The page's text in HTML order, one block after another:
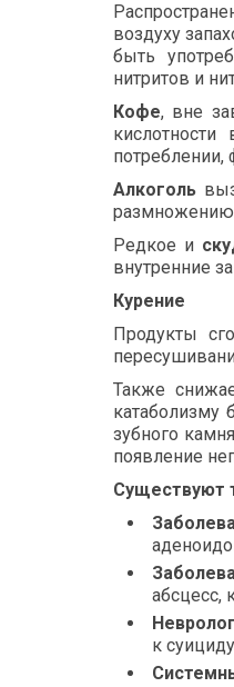
воздуху
быть
нитритов и
Кофе, вне
Алкоголь
размножению
Редкое и
внутренние
Курение
Продукты
Также
катаболизму
зубного
появление
Существуют
абсцесс,
к